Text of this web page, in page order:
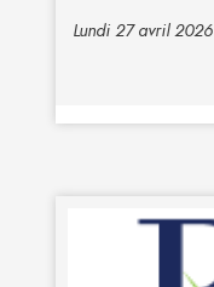
Lundi 27 avril 2026